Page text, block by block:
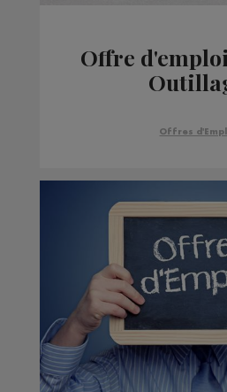
Offre
Offres